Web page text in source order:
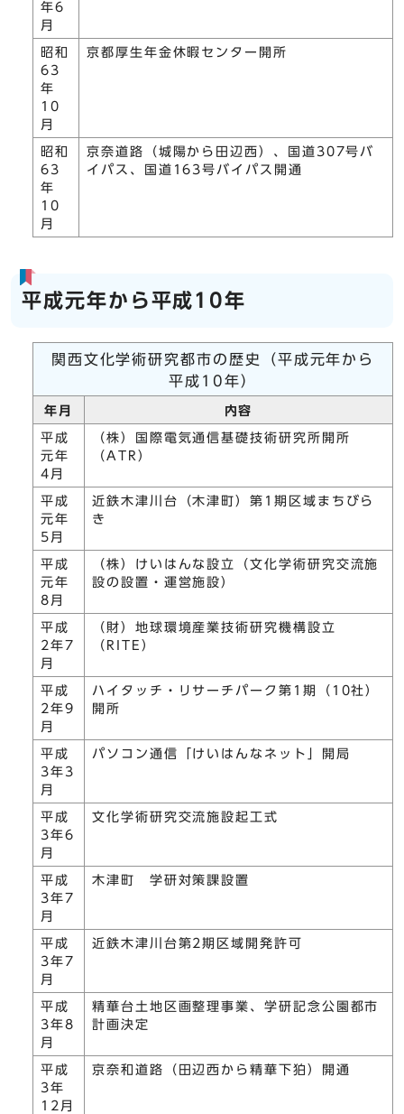
年6
月
昭和
63
年
10
月
京都厚生年金休暇センター開所
昭和
63
年
10
月
京奈道路（城陽から田辺西）、国道307号バ
イパス、国道163号バイパス開通
平成元年から平成10年
関西文化学術研究都市の歴史（平成元年から
平成10年）
年月 内容
平成
元年
4月
（株）国際電気通信基礎技術研究所開所
（ATR）
平成
元年
5月
近鉄木津川台（木津町）第1期区域まちびら
き
平成
元年
8月
（株）けいはんな設立（文化学術研究交流施
設の設置・運営施設）
平成
2年7
月
（財）地球環境産業技術研究機構設立
（RITE）
平成
2年9
月
ハイタッチ・リサーチパーク第1期（10社）
開所
平成
3年3
月
パソコン通信「けいはんなネット」開局
平成
3年6
月
文化学術研究交流施設起工式
平成
3年7
月
木津町 学研対策課設置
平成
3年7
月
近鉄木津川台第2期区域開発許可
平成
3年8
月
精華台土地区画整理事業、学研記念公園都市
計画決定
平成
3年
12月
京奈和道路（田辺西から精華下狛）開通